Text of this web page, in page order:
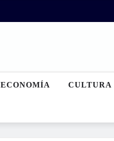
ECONOMÍA CULTURA